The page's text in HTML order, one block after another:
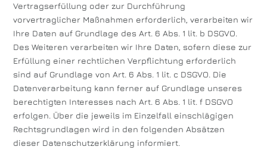
Vertragserfüllung oder zur Durchführung
vorvertraglicher Maßnahmen erforderlich, verarbeiten wir
Ihre Daten auf Grundlage des Art. 6 Abs. 1 lit. b DSGVO.
Des Weiteren verarbeiten wir Ihre Daten, sofern diese zur
Erfüllung einer rechtlichen Verpflichtung erforderlich
sind auf Grundlage von Art. 6 Abs. 1 lit. c DSGVO. Die
Datenverarbeitung kann ferner auf Grundlage unseres
berechtigten Interesses nach Art. 6 Abs. 1 lit. f DSGVO
erfolgen. Über die jeweils im Einzelfall einschlägigen
Rechtsgrundlagen wird in den folgenden Absätzen
dieser Datenschutzerklärung informiert.